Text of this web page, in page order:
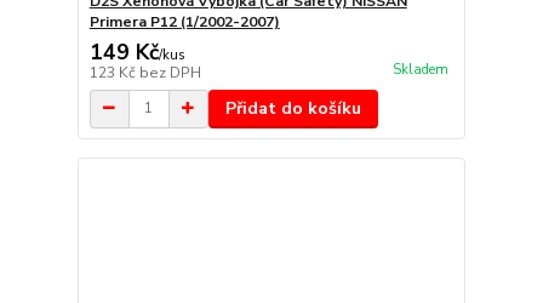
Primera P12 (1/2002-2007)
149 Kč/kus
123 Kč bez DPH Skladem
Přidat do košíku